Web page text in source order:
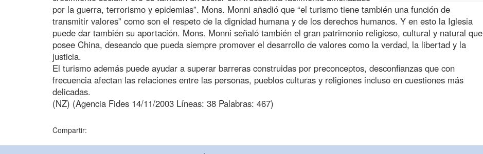
por la guerra, terrorismo y epidemias”. Mons. Monni añadió que “el turismo tiene también una función de
transmitir valores” como son el respeto de la dignidad humana y de los derechos humanos. Y en esto la Iglesia
puede dar también su aportación. Mons. Monni señaló también el gran patrimonio religioso, cultural y natural que
posee China, deseando que pueda siempre promover el desarrollo de valores como la verdad, la libertad y la
justicia.
El turismo además puede ayudar a superar barreras construidas por preconceptos, desconfianzas que con
frecuencia afectan las relaciones entre las personas, pueblos culturas y religiones incluso en cuestiones más
delicadas.
(NZ) (Agencia Fides 14/11/2003 Líneas: 38 Palabras: 467)
Compartir: